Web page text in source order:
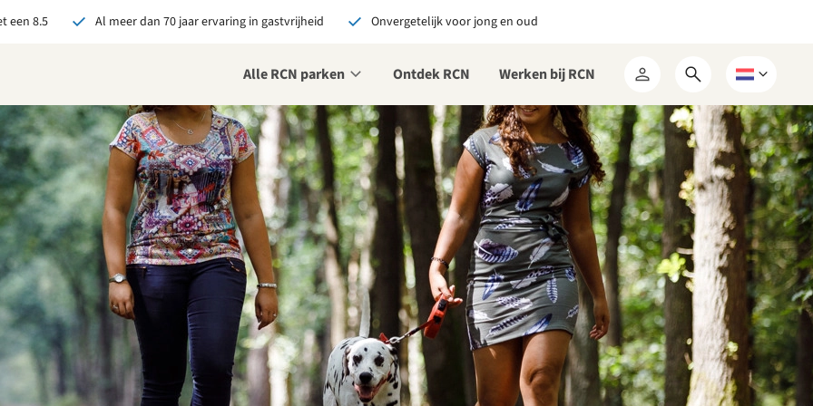
een 8.5 Al meer dan 70 jaar ervaring in gastvrijheid Onvergetelijk voor jong en oud
Alle RCN parken Ontdek RCN Werken bij RCN
Mijn
RCN
Open
zoekformulier
Kies
een
taal
bij RCN boekt, krijg je:
De beste prijsgarantie
Exclusieve voordelen
Persoonlijk contact
alle voordelen